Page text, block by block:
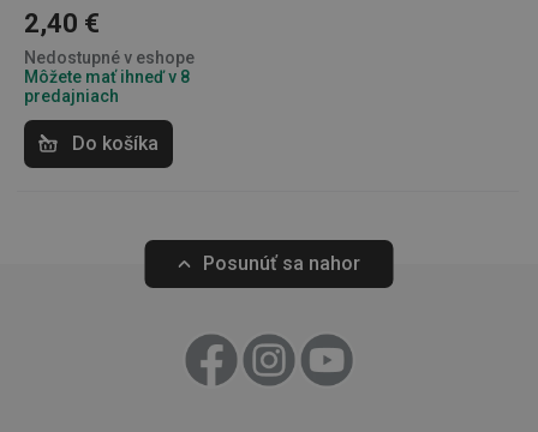
2,40 €
Nedostupné v eshope
Môžete mať ihneď v 8
predajniach
Do košíka
Posunúť sa nahor
SERVERID
CookieScriptConsent
CookieScript
www.tescoma.sk